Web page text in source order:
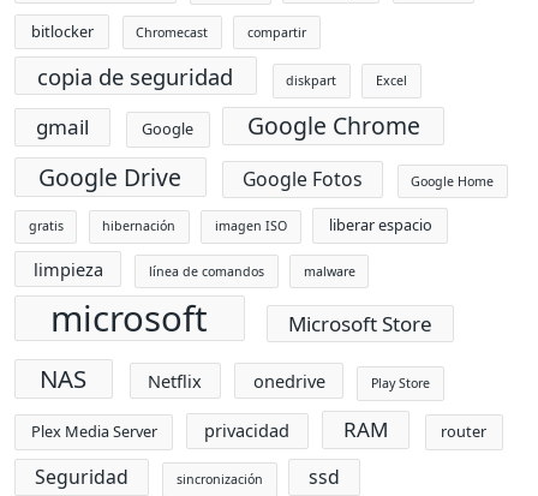
bitlocker Chromecast compartir
copia de seguridad diskpart Excel
gmail Google
Google Chrome
Google Drive
Google Fotos Google Home
gratis hibernación imagen ISO liberar espacio
limpieza línea de comandos malware
microsoft Microsoft Store
NAS Netflix onedrive Play Store
Plex Media Server privacidad RAM router
Seguridad sincronización ssd